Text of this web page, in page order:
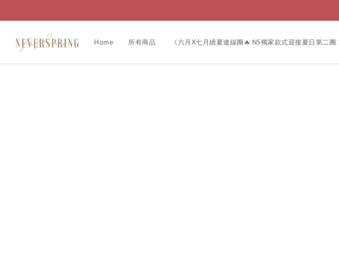
Home 所有商品 《六月X七月續夏連線團🔥 NS獨家款式迎接夏日第二團